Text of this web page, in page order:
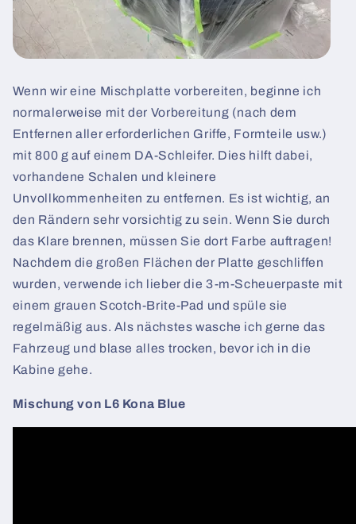
Wenn wir eine Mischplatte vorbereiten, beginne ich
normalerweise mit der Vorbereitung (nach dem
Entfernen aller erforderlichen Griffe, Formteile usw.)
mit 800 g auf einem DA-Schleifer. Dies hilft dabei,
vorhandene Schalen und kleinere
Unvollkommenheiten zu entfernen. Es ist wichtig, an
den Rändern sehr vorsichtig zu sein. Wenn Sie durch
das Klare brennen, müssen Sie dort Farbe auftragen!
Nachdem die großen Flächen der Platte geschliffen
wurden, verwende ich lieber die 3-m-Scheuerpaste mit
einem grauen Scotch-Brite-Pad und spüle sie
regelmäßig aus. Als nächstes wasche ich gerne das
Fahrzeug und blase alles trocken, bevor ich in die
Kabine gehe.
Mischung von L6 Kona Blue